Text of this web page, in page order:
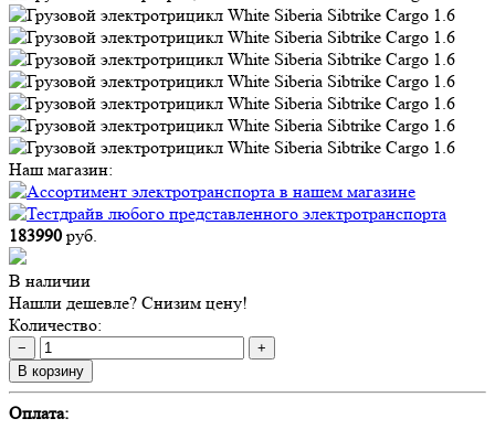
Наш магазин:
183990 руб.
В наличии
Нашли дешевле? Снизим цену!
Количество:
−
+
В корзину
Оплата: